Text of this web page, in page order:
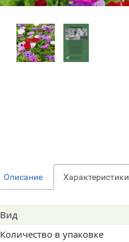
Описание Характеристики
Вид
Количество в упаковке